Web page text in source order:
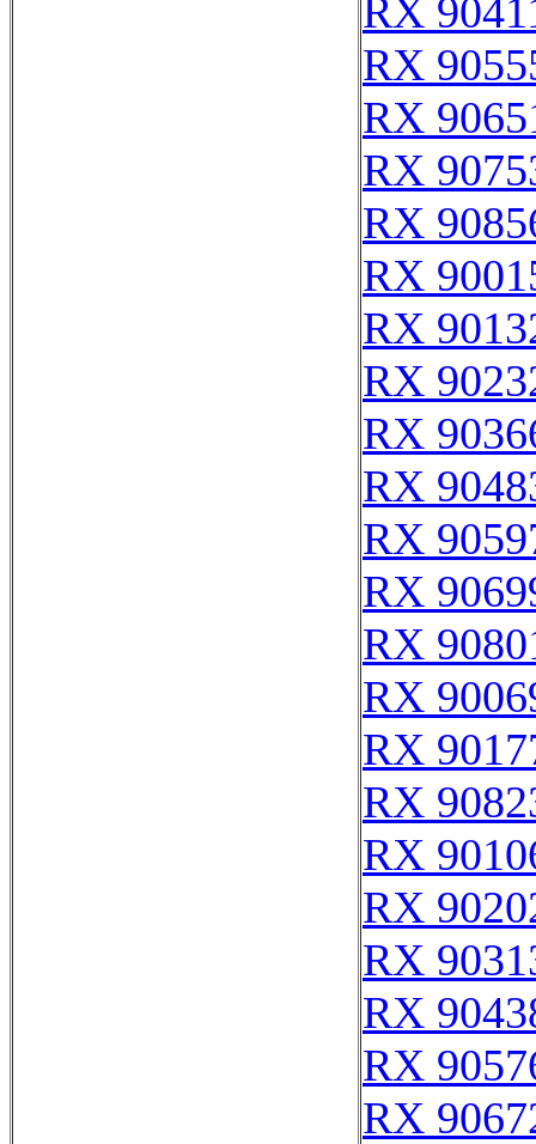
RX
RX
RX
RX
RX
RX
RX
RX
RX
RX
RX
RX
RX
RX
RX
RX
RX
RX
RX
RX
RX
RX